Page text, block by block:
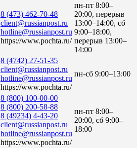
8 (473) 462-70-48
client@russianpost.ru
hotline@russianpost.ru
https://www.pochta.ru/
пн-пт 8:00–
20:00, перерыв
13:00–14:00, сб
9:00–18:00,
перерыв 13:00–
14:00
8 (4742) 27-51-35
client@russianpost.ru
hotline@russianpost.ru
https://www.pochta.ru/
пн-сб 9:00–13:00
8 (800) 100-00-00
8 (800) 200-58-88
8 (49234) 4-43-20
client@russianpost.ru
hotline@russianpost.ru
https://www.pochta.ru/
пн-пт 8:00–
20:00, сб 9:00–
18:00